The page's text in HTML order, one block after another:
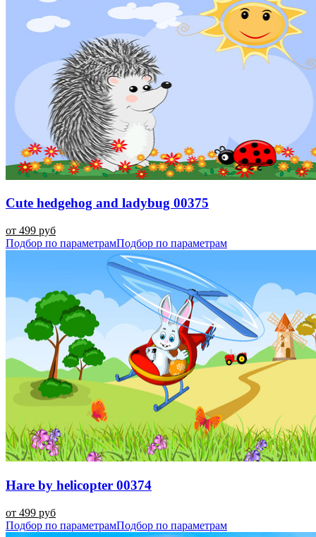
Cute hedgehog and ladybug 00375
от 499 руб
Подбор по параметрамПодбор по параметрам
Hare by helicopter 00374
от 499 руб
Подбор по параметрамПодбор по параметрам